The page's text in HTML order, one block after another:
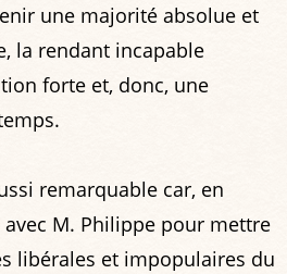
une majorité absolue et
la rendant incapable
forte et, donc, une
remarquable car, en
M. Philippe pour mettre
libérales et impopulaires du